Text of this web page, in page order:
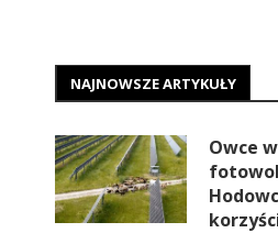
NAJNOWSZE ARTYKUŁY
Owce